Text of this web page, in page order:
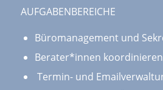
AUFGABENBEREICHE
Büromanagement und
Berater*innen koordinieren
Termin- und